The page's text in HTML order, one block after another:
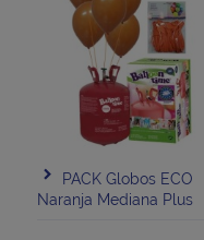
PACK Globos ECO
Naranja Mediana Plus